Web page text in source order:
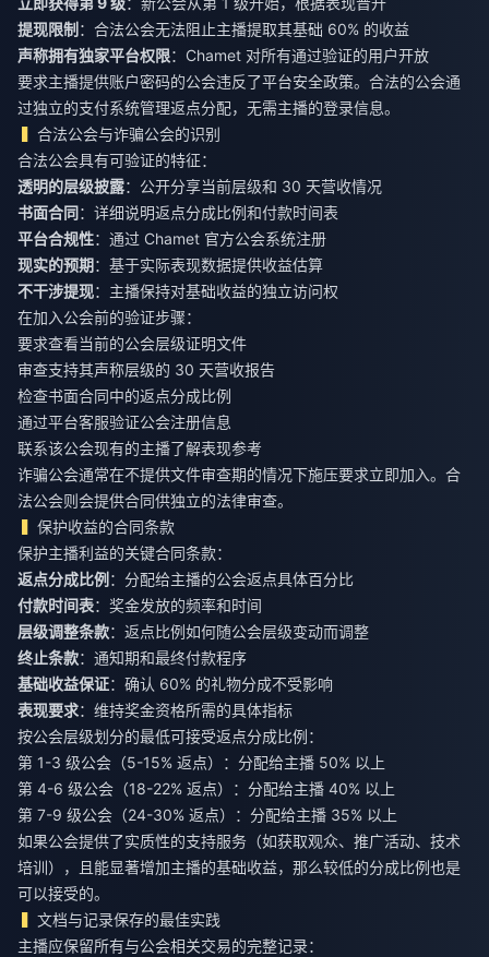
提现限制 ：合法公会无法阻止主播提取其基础 60% 的收益
声称拥有独家平台权限：Chamet 对所有通过验证的用户开放
要求主播提供账户密码的公会违反了平台安全政策。合法的公会通
过独立的支付系统管理返点分配，无需主播的登录信息。
合法公会与诈骗公会的识别
合法公会具有可验证的特征：
透明的层级披露：公开分享当前层级和 30 天营收情况
书面合同：详细说明返点分成比例和付款时间表
平台合规性：通过 Chamet 官方公会系统注册
现实的预期：基于实际表现数据提供收益估算
不干涉提现：主播保持对基础收益的独立访问权
在加入公会前的验证步骤：
要求查看当前的公会层级证明文件
审查支持其声称层级的 30 天营收报告
检查书面合同中的返点分成比例
通过平台客服验证公会注册信息
联系该公会现有的主播了解表现参考
诈骗公会通常在不提供文件审查期的情况下施压要求立即加入。合
法公会则会提供合同供独立的法律审查。
保护收益的合同条款
保护主播利益的关键合同条款：
返点分成比例 ：分配给主播的公会返点具体百分比
付款时间表：奖金发放的频率和时间
层级调整条款：返点比例如何随公会层级变动而调整
终止条款：通知期和最终付款程序
基础收益保证：确认 60% 的礼物分成不受影响
表现要求：维持奖金资格所需的具体指标
按公会层级划分的最低可接受返点分成比例：
第 1-3 级公会（5-15% 返点）：分配给主播 50% 以上
第 4-6 级公会（18-22% 返点）：分配给主播 40% 以上
第 7-9 级公会（24-30% 返点）：分配给主播 35% 以上
如果公会提供了实质性的支持服务（如获取观众、推广活动、技术
培训），且能显著增加主播的基础收益，那么较低的分成比例也是
可以接受的。
文档与记录保存的最佳实践
主播应保留所有与公会相关交易的完整记录：